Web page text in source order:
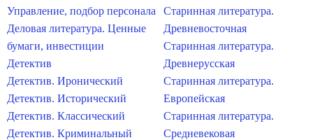
Управление, подбор персонала
Деловая литература. Ценные
бумаги, инвестиции
Детектив
Детектив. Иронический
Детектив. Исторический
Детектив. Классический
Детектив. Криминальный
Старинная литература.
Древневосточная
Старинная литература.
Древнерусская
Старинная литература.
Европейская
Старинная литература.
Средневековая